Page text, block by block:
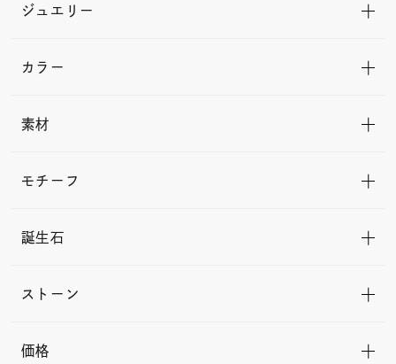
ジュエリー
カラー
素材
モチーフ
誕生石
ストーン
価格